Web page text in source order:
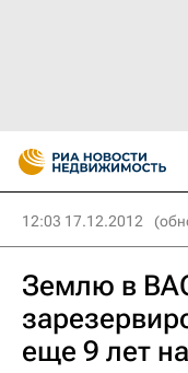
12:03 17.12.2012
Землю в
еще 9 лет